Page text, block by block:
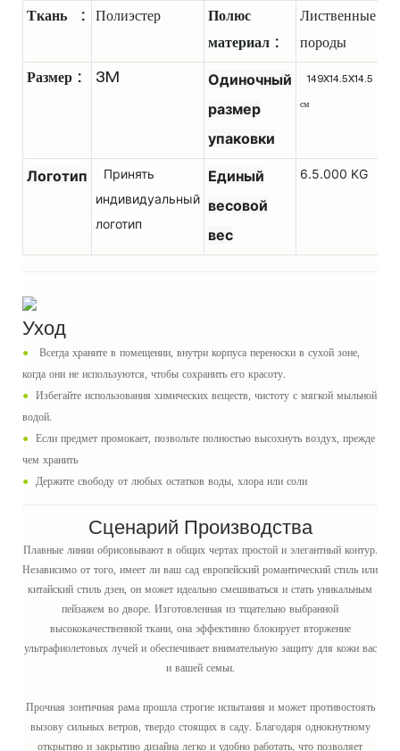
Ткань : Полиэстер
Полюс
материал :
Лиственные
породы
Размер : 3M
Одиночный
размер
упаковки
149X14.5X14.5
см
Логотип
Принять
индивидуальный
логотип
Единый
весовой
вес
6.5.000 KG
Уход
●
Всегда храните в помещении, внутри корпуса переноски в сухой зоне,
когда они не используются, чтобы сохранить его красоту.
● Избегайте использования химических веществ, чистоту с мягкой мыльной
водой.
● Если предмет промокает, позвольте полностью высохнуть воздух, прежде
чем хранить
● Держите свободу от любых остатков воды, хлора или соли
Сценарий Производства
Плавные линии обрисовывают в общих чертах простой и элегантный контур.
Независимо от того, имеет ли ваш сад европейский романтический стиль или
китайский стиль дзен, он может идеально смешиваться и стать уникальным
пейзажем во дворе. Изготовленная из тщательно выбранной
высококачественной ткани, она эффективно блокирует вторжение
ультрафиолетовых лучей и обеспечивает внимательную защиту для кожи вас
и вашей семьи.
Прочная зонтичная рама прошла строгие испытания и может противостоять
вызову сильных ветров, твердо стоящих в саду. Благодаря однокнутному
открытию и закрытию дизайна легко и удобно работать, что позволяет